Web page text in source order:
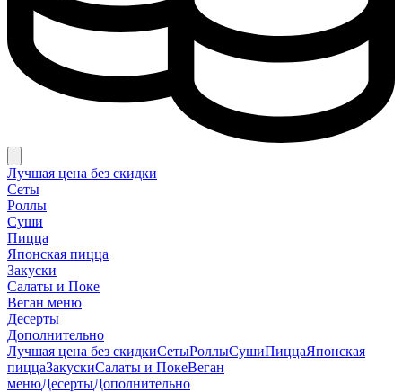
Лучшая цена без скидки
Сеты
Роллы
Суши
Пицца
Японская пицца
Закуски
Салаты и Поке
Веган меню
Десерты
Дополнительно
Лучшая цена без скидкиСетыРоллыСушиПиццаЯпонская
пиццаЗакускиСалаты и ПокеВеган
менюДесертыДополнительно